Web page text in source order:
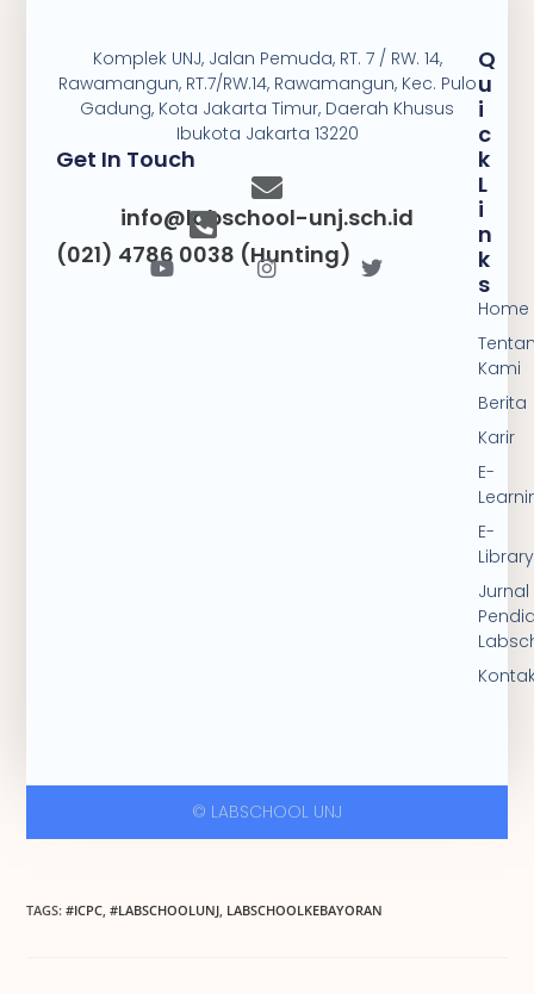
Komplek UNJ, Jalan Pemuda, RT. 7 / RW. 14,
Rawamangun, RT.7/RW.14, Rawamangun, Kec. Pulo
Gadung, Kota Jakarta Timur, Daerah Khusus
Ibukota Jakarta 13220
Get In Touch
info@labschool-unj.sch.id
(021) 4786 0038 (Hunting)
Q
U
I
C
K
L
I
N
K
S
Home
Kami
Berita
Karir
E-
E-
Library
Jurnal
© LABSCHOOL UNJ
TAGS:#ICPC #LABSCHOOLUNJ LABSCHOOLKEBAYORAN